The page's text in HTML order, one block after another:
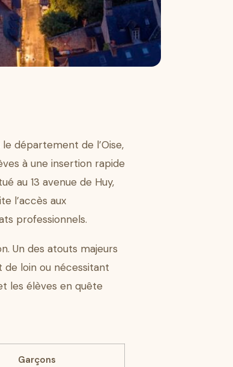
département de l’Oise,
à une insertion rapide
au 13 avenue de Huy,
l’accès aux
professionnels.
Un des atouts majeurs
de loin ou nécessitant
les élèves en quête
Garçons